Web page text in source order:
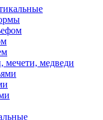
мечети, медведи